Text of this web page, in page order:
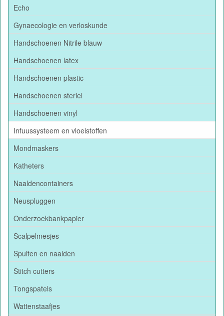
Echo
Gynaecologie en verloskunde
Handschoenen Nitrile blauw
Handschoenen latex
Handschoenen plastic
Handschoenen steriel
Handschoenen vinyl
Infuussysteem en vloeistoffen
Mondmaskers
Katheters
Naaldencontainers
Neuspluggen
Onderzoekbankpapier
Scalpelmesjes
Spuiten en naalden
Stitch cutters
Tongspatels
Wattenstaafjes